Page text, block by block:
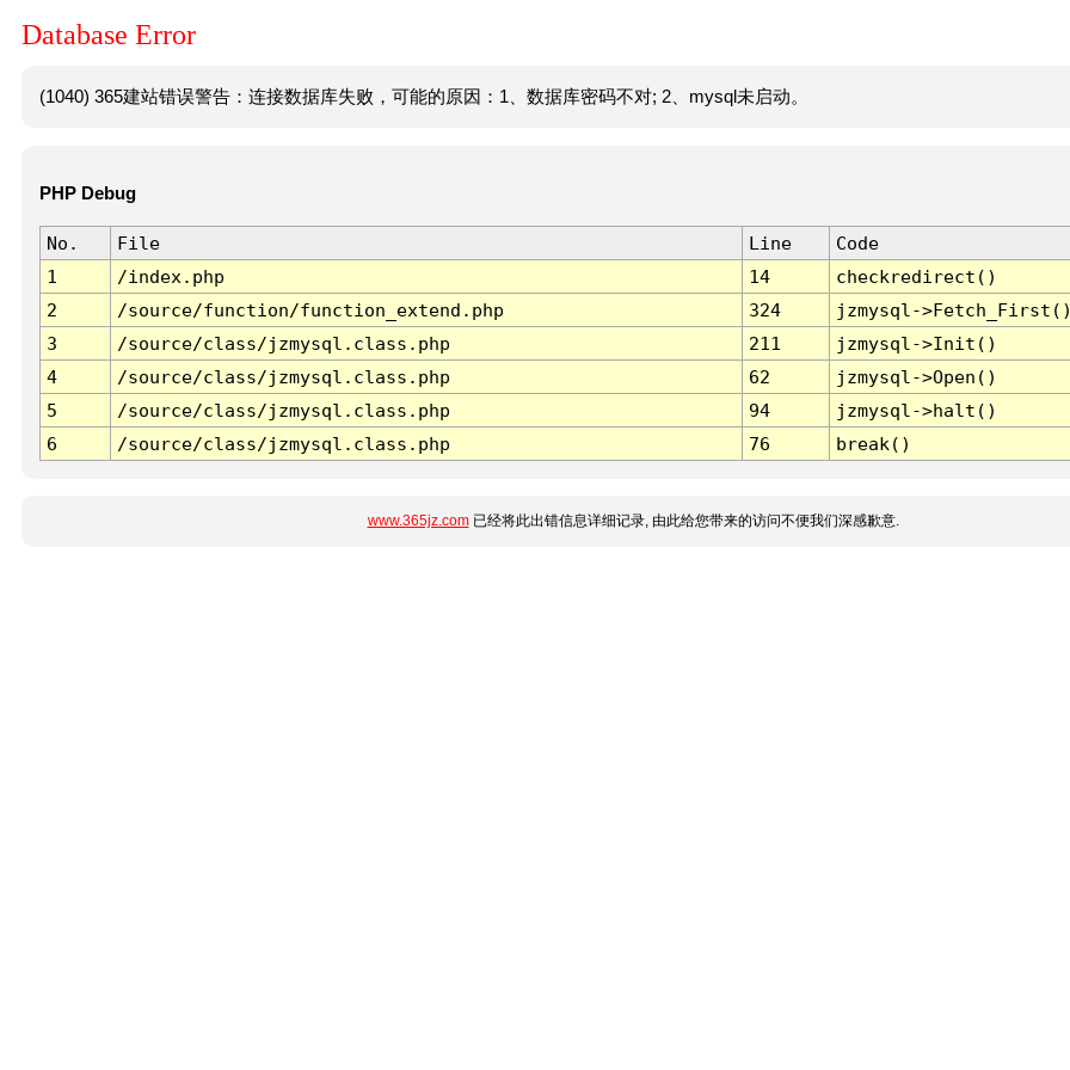
Database Error
(1040) 365建站错误警告：连接数据库失败，可能的原因：1、数据库密码不对; 2、mysql未启动。
PHP Debug
No. File Line
Code
1
/index.php 14
checkredirect()
2
/source/function/function_extend.php 324
jzmysql-
3
/source/class/jzmysql.class.php 211
jzmysql->Init()
4
/source/class/jzmysql.class.php 62
jzmysql->Open()
5
/source/class/jzmysql.class.php 94
jzmysql->halt()
6
/source/class/jzmysql.class.php 76 break()
www.365jz.com已经将此出错信息详细记录, 由此给您带来的访问不便我们深感歉意.